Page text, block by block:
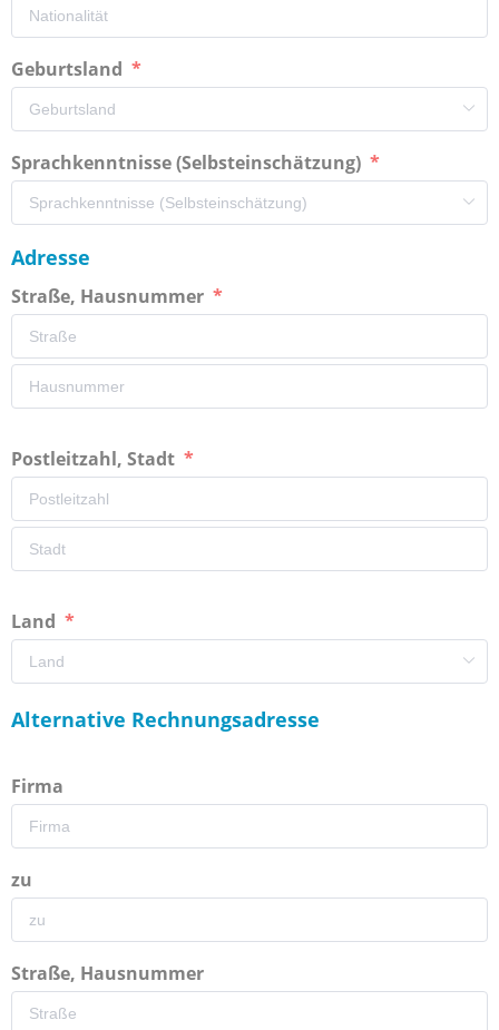
Geburtsland
Sprachkenntnisse (Selbsteinschätzung)
Adresse
Straße, Hausnummer
Postleitzahl, Stadt
Land
Alternative Rechnungsadresse
Firma
zu
Straße, Hausnummer